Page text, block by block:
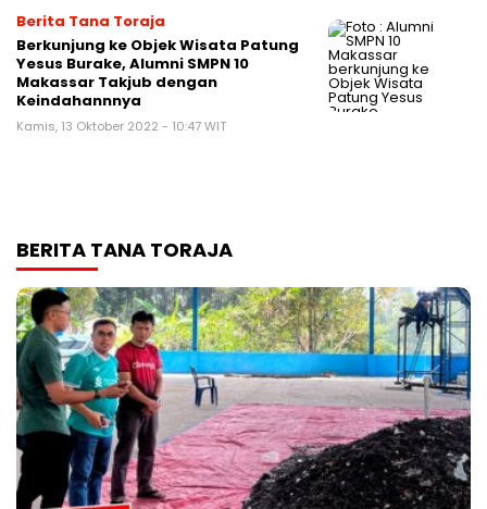
Berita Tana Toraja
Berkunjung ke Objek Wisata Patung
Yesus Burake, Alumni SMPN 10
Makassar Takjub dengan
Keindahannnya
Kamis, 13 Oktober 2022 - 10:47 WIT
BERITA TANA TORAJA